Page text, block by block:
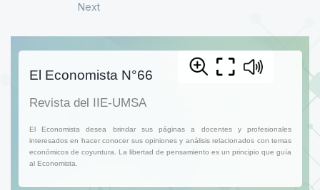
Next